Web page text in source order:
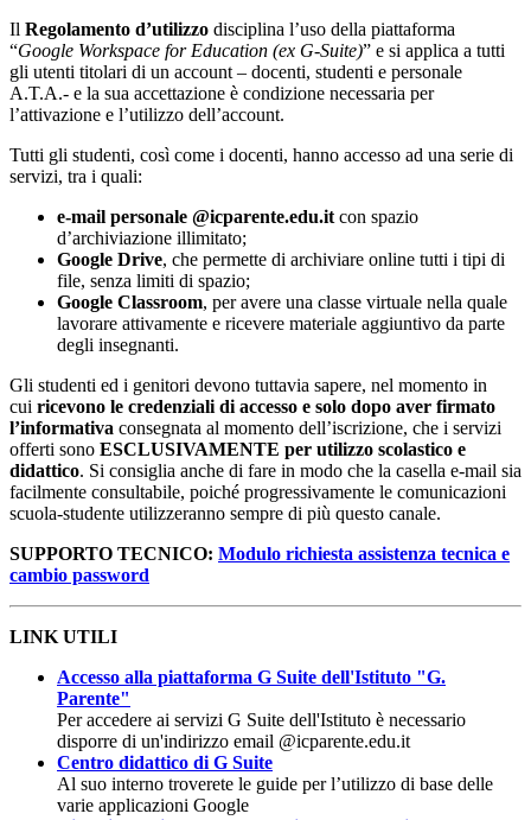
Il Regolamento d’utilizzo disciplina l’uso della piattaforma
“Google Workspace for Education (ex G-Suite)” e si applica a tutti
gli utenti titolari di un account – docenti, studenti e personale
A.T.A.- e la sua accettazione è condizione necessaria per
l’attivazione e l’utilizzo dell’account.
Tutti gli studenti, così come i docenti, hanno accesso ad una serie di
servizi, tra i quali:
e-mail personale @icparente.edu.it con spazio
d’archiviazione illimitato;
Google Drive, che permette di archiviare online tutti i tipi di
file, senza limiti di spazio;
Google Classroom, per avere una classe virtuale nella quale
lavorare attivamente e ricevere materiale aggiuntivo da parte
degli insegnanti.
Gli studenti ed i genitori devono tuttavia sapere, nel momento in
cui ricevono le credenziali di accesso e solo dopo aver firmato
l’informativa consegnata al momento dell’iscrizione, che i servizi
offerti sono ESCLUSIVAMENTE per utilizzo scolastico e
didattico. Si consiglia anche di fare in modo che la casella e-mail sia
facilmente consultabile, poiché progressivamente le comunicazioni
scuola-studente utilizzeranno sempre di più questo canale.
SUPPORTO TECNICO: Modulo richiesta assistenza tecnica e
cambio password
LINK UTILI
Accesso alla piattaforma G Suite dell'Istituto "G.
Parente"
Per accedere ai servizi G Suite dell'Istituto è necessario
disporre di un'indirizzo email @icparente.edu.it
Centro didattico di G Suite
Al suo interno troverete le guide per l’utilizzo di base delle
varie applicazioni Google